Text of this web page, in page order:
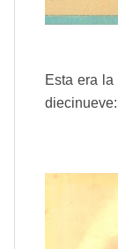
Esta era
diecinueve: